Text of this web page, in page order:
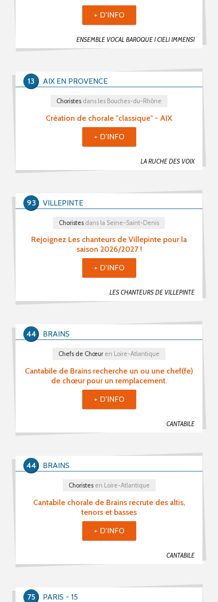
ENSEMBLE VOCAL BAROQUE I CIELI IMMENSI
+ D'INFO
Création de chorale "classique" - AIX
LA RUCHE DES VOIX
Choristes dans les Bouches-du-Rhône
AIX EN PROVENCE
13
+ D'INFO
Rejoignez Les chanteurs de Villepinte pour la
saison 2026/2027 !
LES CHANTEURS DE VILLEPINTE
Choristes dans la Seine-Saint-Denis
VILLEPINTE
93
+ D'INFO
Cantabile de Brains recherche un ou une chef(fe)
de chœur pour un remplacement.
CANTABILE
Chefs de Chœur en Loire-Atlantique
BRAINS
44
+ D'INFO
Cantabile chorale de Brains recrute des altis,
tenors et basses
CANTABILE
Choristesen Loire-Atlantique
BRAINS
44
+ D'INFO
PARIS - 15
75